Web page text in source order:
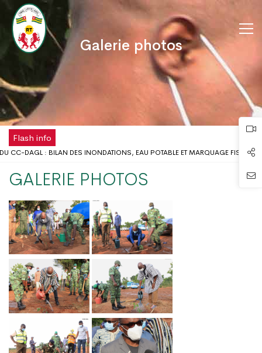
Galerie photos
Flash info
CC-DAGL : BILAN DES INONDATIONS, EAU POTABLE ET MARQUAGE FISCAL
DISPOSE DÉSORMAIS D'UNE ANTENNE RÉGIONALE DE LA CHAMBRE DE
PROBLÈMES D’INONDATIONS DANS LE GRAND LOMÉ : L’ENTRÉE EN SCÈNE DU
DU DISTRICT AUTONOME DU GRAND LOMÉ A TENU SA 2ÈME
D’INONDATION DANS LE GRAND LOMÉ : VERS UNE SYNERGIE
DU DAGL A PRIS PART AU LANCEMENT DE LA CAMPAGNE DE VACCINATION
PROPRE » : LE DAGL SUPPRIME UN DÉPOTOIR SAUVAGE DANS LA
DU PEUL III : DES ÉQUIPEMENTS SPORTIFS OFFERTS AUX COMMUNES DU
GALERIE PHOTOS